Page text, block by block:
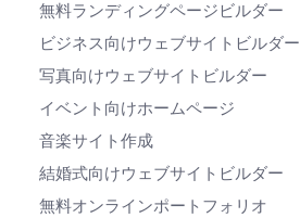
無料ランディングページビルダー
ビジネス向けウェブサイトビルダー
写真向けウェブサイトビルダー
イベント向けホームページ
音楽サイト作成
結婚式向けウェブサイトビルダー
無料オンラインポートフォリオ